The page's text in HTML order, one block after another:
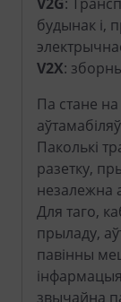
будынак і,
V2X:
Па стане
Паколькі
разетку,
незалежна
Для таго,
прыладу,
павінны
звычайна